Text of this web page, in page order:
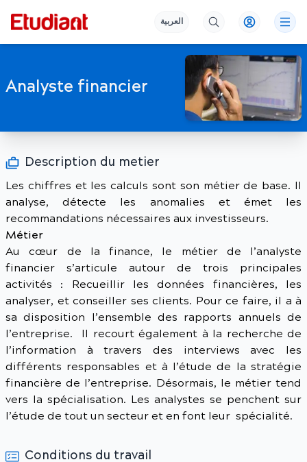
العربية
Analyste financier
Description du metier
Les chiffres et les calculs sont son métier de base. Il
analyse, détecte les anomalies et émet les
recommandations nécessaires aux investisseurs.
Métier
Au cœur de la finance, le métier de l’analyste
financier s’articule autour de trois principales
activités : Recueillir les données financières, les
analyser, et conseiller ses clients. Pour ce faire, il a à
sa disposition l’ensemble des rapports annuels de
l’entreprise. Il recourt également à la recherche de
l’information à travers des interviews avec les
différents responsables et à l’étude de la stratégie
financière de l’entreprise. Désormais, le métier tend
vers la spécialisation. Les analystes se penchent sur
l’étude de tout un secteur et en font leur spécialité.
Conditions du travail